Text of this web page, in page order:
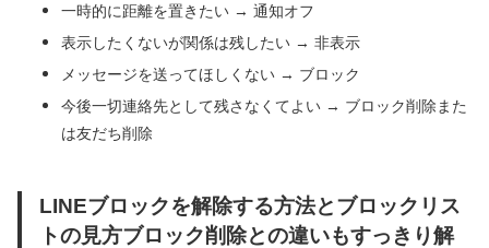
一時的に距離を置きたい → 通知オフ
表示したくないが関係は残したい → 非表示
メッセージを送ってほしくない → ブロック
今後一切連絡先として残さなくてよい → ブロック削除また
は友だち削除
LINEブロックを解除する方法とブロックリス
トの見方ブロック削除との違いもすっきり解